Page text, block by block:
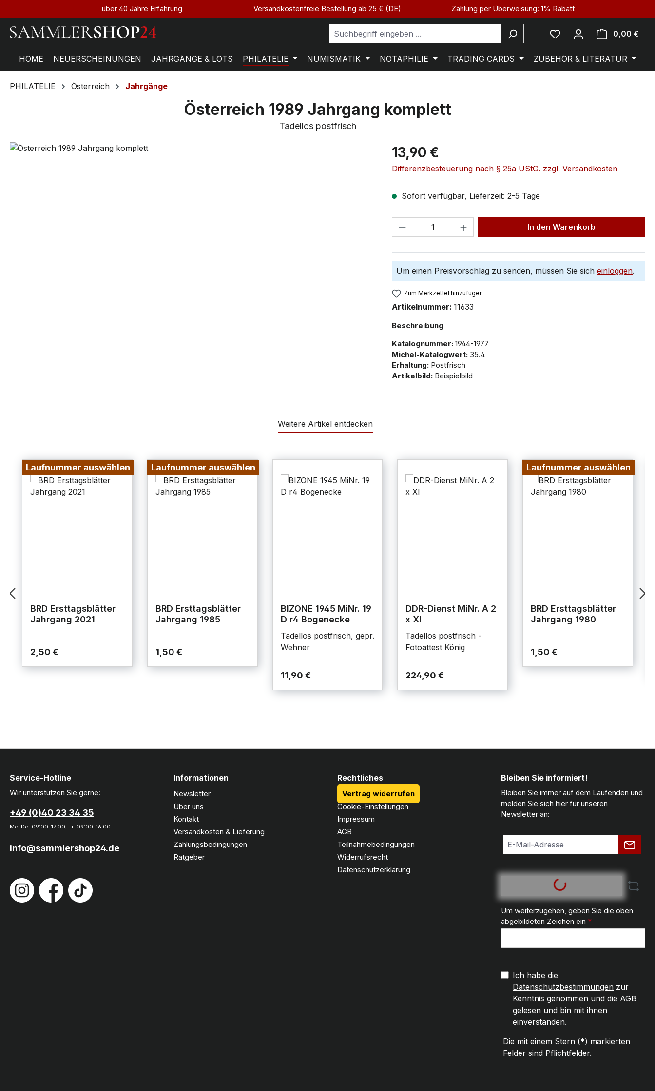
über 40 Jahre Erfahrung Versandkostenfreie Bestellung ab 25 € (DE) Zahlung per Überweisung: 1% Rabatt
0,00 €
HOME NEUERSCHEINUNGEN JAHRGÄNGE & LOTS PHILATELIE NUMISMATIK NOTAPHILIE TRADING CARDS ZUBEHÖR & LITERATUR
PHILATELIE Österreich Jahrgänge
Österreich 1989 Jahrgang komplett
Tadellos postfrisch
13,90 €
Differenzbesteuerung nach § 25a UStG. zzgl. Versandkosten
Sofort verfügbar, Lieferzeit: 2-5 Tage
In den Warenkorb
Um einen Preisvorschlag zu senden, müssen Sie sich einloggen.
Zum Merkzettel hinzufügen
Artikelnummer: 11633
Beschreibung
Katalognummer: 1944-1977
Michel-Katalogwert: 35.4
Erhaltung: Postfrisch
Artikelbild: Beispielbild
Weitere Artikel entdecken
Laufnummer auswählen
BRD Ersttagsblätter
Jahrgang 2021
2,50 €
Laufnummer auswählen
BRD Ersttagsblätter
Jahrgang 1985
1,50 €
BIZONE 1945 MiNr. 19
D r4 Bogenecke
Tadellos postfrisch, gepr.
Wehner
11,90 €
DDR-Dienst MiNr. A 2
x XI
Tadellos postfrisch -
Fotoattest König
224,90 €
Laufnummer auswählen
BRD Ersttagsblätter
Jahrgang 1980
1,50 €
Service-Hotline
Wir unterstützen Sie gerne:
+49 (0)40 23 34 35
Mo-Do: 09:00-17:00, Fr: 09:00-16:00
info@sammlershop24.de
Informationen
Newsletter
Über uns
Kontakt
Versandkosten & Lieferung
Zahlungsbedingungen
Ratgeber
Rechtliches
Vertrag widerrufen
Cookie-Einstellungen
Impressum
AGB
Teilnahmebedingungen
Widerrufsrecht
Datenschutzerklärung
Bleiben Sie informiert!
Bleiben Sie immer auf dem Laufenden und
melden Sie sich hier für unseren
Newsletter an:
Um weiterzugehen, geben Sie die oben
abgebildeten Zeichen ein *
Ich habe die
Datenschutzbestimmungen zur
Kenntnis genommen und die AGB
gelesen und bin mit ihnen
einverstanden.
Die mit einem Stern (*) markierten
Felder sind Pflichtfelder.